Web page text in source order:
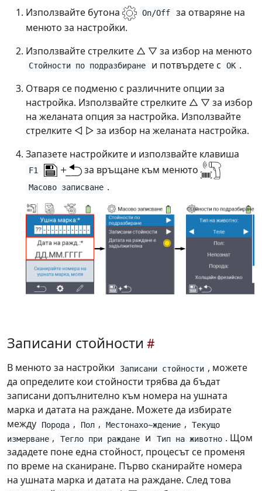
Използвайте бутона
On/Off
за отваряне на
менюто за настройки.
Използвайте стрелките △ ▽ за избор на менюто
Стойности по подразбиране и потвърдете с OK .
Отваря се подменю с различните опции за
настройка. Използвайте стрелките △ ▽ за избор
на желаната опция за настройка. Използвайте
стрелките ◁ ▷ за избор на желаната настройка.
Запазете настройките и използвайте клавиша
F1 за връщане към менюто
Масово записване .
Записани стойности
В менюто за настройки Записани стойности , можете
да определите кои стойности трябва да бъдат
записани допълнително към номера на ушната
марка и датата на раждане. Можете да избирате
между
Порода , Пол , Местонахо~ждение ,
Текущо
измерване , Тегло при раждане и Тип на животно . Щом
зададете поне една стойност, процесът се променя
по време на сканиране. Първо сканирайте номера
на ушната марка и датата на раждане. След това